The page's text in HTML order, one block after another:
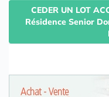
CEDER UN LOT
Résidence Senior